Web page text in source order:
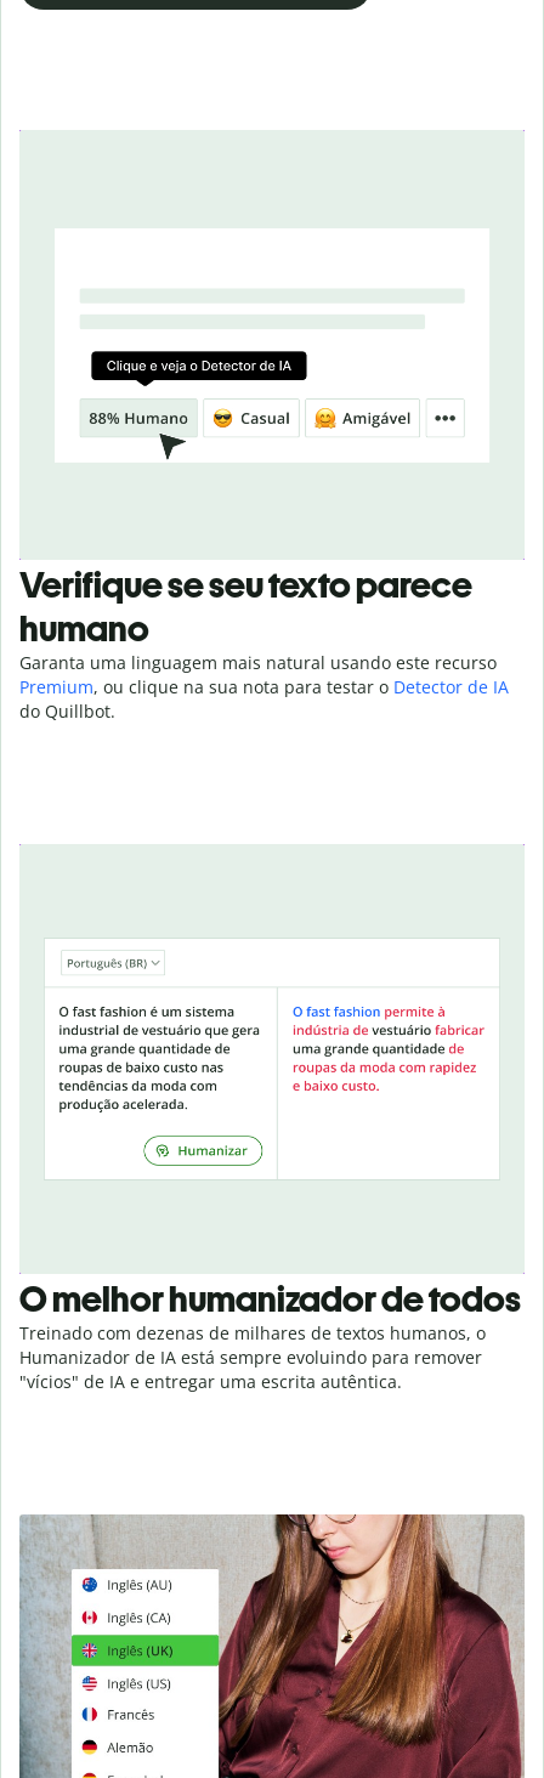
Verifique se seu texto parece
humano
Garanta uma linguagem mais natural usando este recurso
Premium, ou clique na sua nota para testar o Detector de IA
do Quillbot.
O melhor humanizador de todos
Treinado com dezenas de milhares de textos humanos, o
Humanizador de IA está sempre evoluindo para remover
"vícios" de IA e entregar uma escrita autêntica.